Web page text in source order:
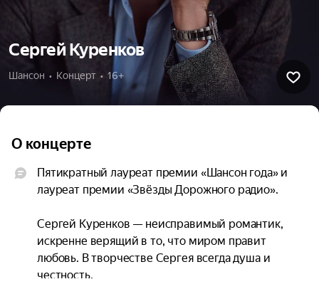
Сергей Куренков
Шансон  •  Концерт  •  16+
О концерте
Пятикратный лауреат премии «Шансон года» и
лауреат премии «Звёзды Дорожного радио».
Сергей Куренков — неисправимый романтик,
искренне верящий в то, что миром правит
любовь. В творчестве Сергея всегда душа и
честность.